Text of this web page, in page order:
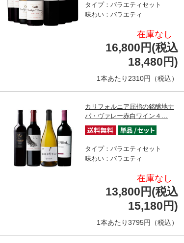
タイプ：バラエティセット
味わい：バラエティ
在庫なし
16,800円(税込
18,480円)
1本あたり2310円（税込）
カリフォルニア屈指の銘醸地ナ
パ・ヴァレー赤白ワイン４…
タイプ：バラエティセット
味わい：バラエティ
在庫なし
13,800円(税込
15,180円)
1本あたり3795円（税込）